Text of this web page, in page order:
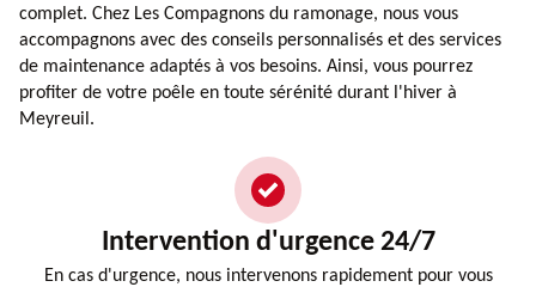
complet. Chez Les Compagnons du ramonage, nous vous
accompagnons avec des conseils personnalisés et des services
de maintenance adaptés à vos besoins. Ainsi, vous pourrez
profiter de votre poêle en toute sérénité durant l'hiver à
Meyreuil.
Intervention d'urgence 24/7
En cas d'urgence, nous intervenons rapidement pour vous